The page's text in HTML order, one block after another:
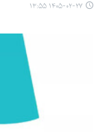
۱۴۰۵-۰۲-۲۷ ۱۳:۵۵